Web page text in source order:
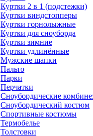
Куртки 2 в 1 (подстежки)
Куртки виндстопперы
Куртки горнолыжные
Куртки для сноуборда
Куртки зимние
Куртки удлинённые
Мужские шапки
Пальто
Парки
Перчатки
Сноубордические
Сноубордический костюм
Спортивные костюмы
Термобелье
Толстовки